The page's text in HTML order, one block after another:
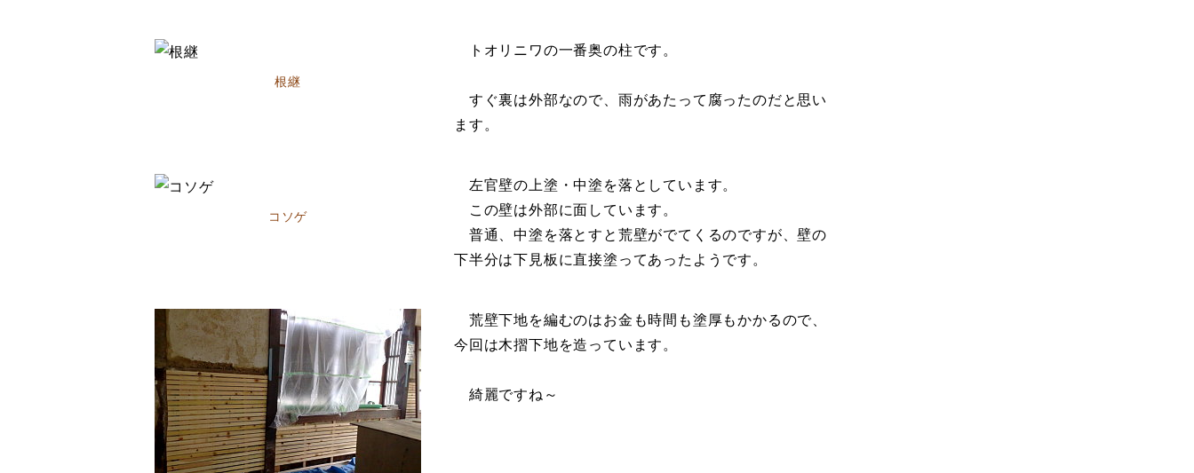
根継
トオリニワの一番奥の柱です。
すぐ裏は外部なので、雨があたって腐ったのだと思い
ます。
コソゲ
左官壁の上塗・中塗を落としています。
この壁は外部に面しています。
普通、中塗を落とすと荒壁がでてくるのですが、壁の
下半分は下見板に直接塗ってあったようです。
荒壁下地を編むのはお金も時間も塗厚もかかるので、
今回は木摺下地を造っています。
綺麗ですね～